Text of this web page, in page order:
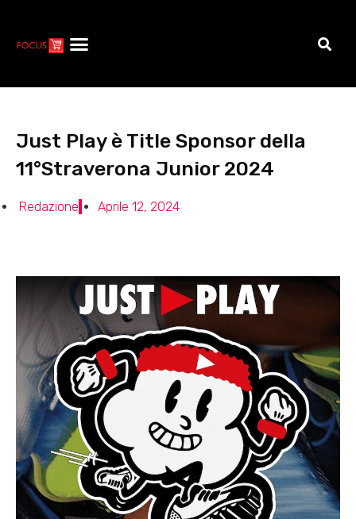
Just Play è Title Sponsor della
11°Straverona Junior 2024
Redazione Aprile 12, 2024